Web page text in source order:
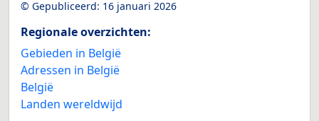
© Gepubliceerd: 16 januari 2026
Regionale overzichten:
Gebieden in België
Adressen in België
België
Landen wereldwijd